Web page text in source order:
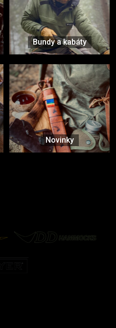
Bundy a kabáty
Novinky